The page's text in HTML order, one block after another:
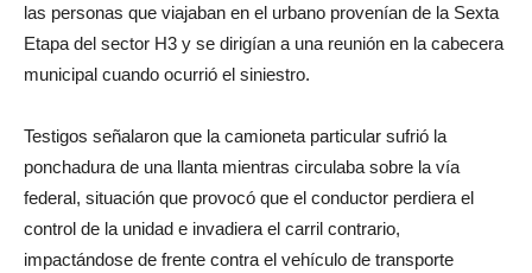
las personas que viajaban en el urbano provenían de la Sexta
Etapa del sector H3 y se dirigían a una reunión en la cabecera
municipal cuando ocurrió el siniestro.
Testigos señalaron que la camioneta particular sufrió la
ponchadura de una llanta mientras circulaba sobre la vía
federal, situación que provocó que el conductor perdiera el
control de la unidad e invadiera el carril contrario,
impactándose de frente contra el vehículo de transporte